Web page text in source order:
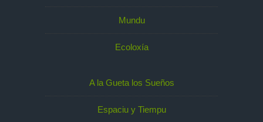
Mundu
Ecoloxía
A la Gueta los Sueños
Espaciu y Tiempu